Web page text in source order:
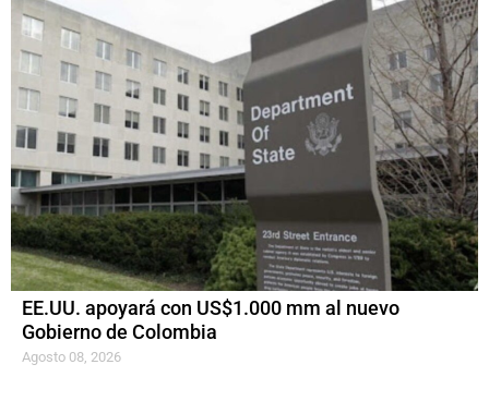
EE.UU. apoyará con US$1.000 mm al nuevo
Gobierno de Colombia
Agosto 08, 2026